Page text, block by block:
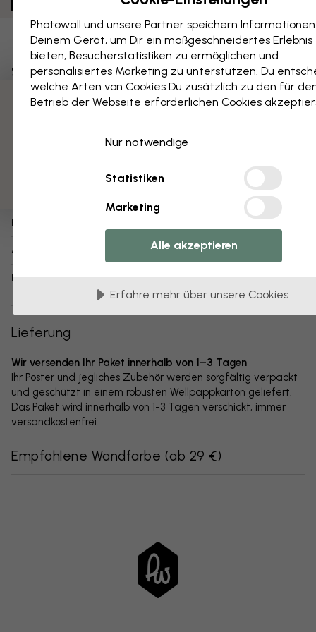
Als Favorit speichern
Sparse II
Über das Produkt:
WAG Collection
leinwandbild
info:
Weitere Informationen über unsere
Poster
Lieferung
Wir versenden Ihr Paket innerhalb von 1–3 Tagen
Ihr Poster und jegliches Zubehör werden sorgfältig verpackt
und geschützt in einem robusten Wellpappkarton geliefert.
Das Paket wird innerhalb von 1-3 Tagen verschickt, immer
versandkostenfrei.
Empfohlene Wandfarbe (ab 29 €)
Photowall und unsere Partner speichern
Deinem Gerät, um Dir ein maßgeschneidertes Erlebnis
bieten, Besucherstatistiken zu ermöglichen und
personalisiertes Marketing zu unterstützen. Du
welche Arten von Cookies Du zusätzlich zu den für
Betrieb der Webseite erforderlichen Cookies
Nur notwendige
Statistiken
Marketing
Alle akzeptieren
Erfahre mehr über unsere Cookies